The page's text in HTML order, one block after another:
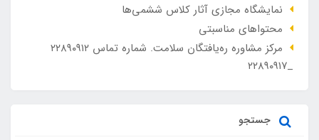
نمایشگاه مجازی آثار کلاس ششمی‌ها
محتواهای مناسبتی
مرکز مشاوره ره‌یافتگان سلامت. شماره تماس ۲۲۸۹۰۹۱۲
_۲۲۸۹۰۹۱۷
جستجو